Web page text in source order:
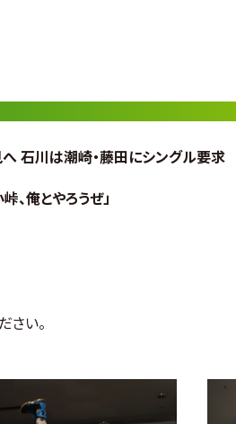
石川は潮崎・藤田にシングル要求
俺とやろうぜ」
さい。